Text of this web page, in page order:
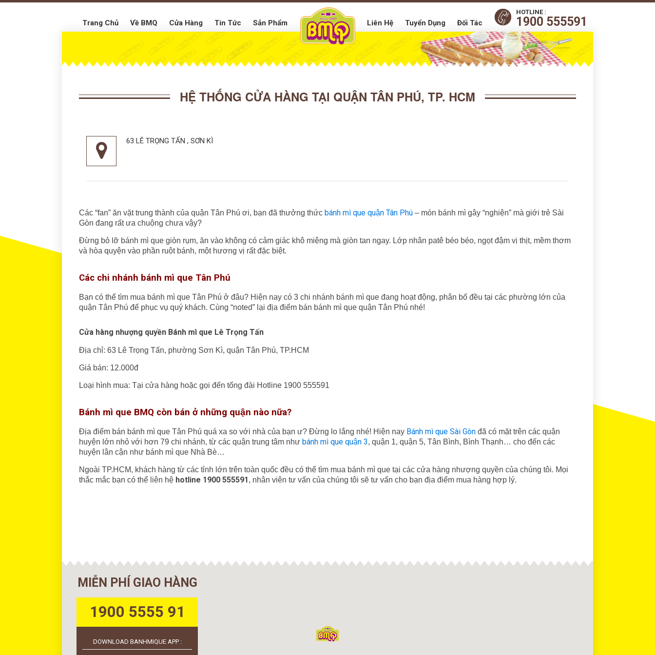
Trang Chủ Về BMQ Cửa Hàng Tin Tức Sản Phẩm
HOTLINE :
1900 555591
Đối Tác
Tuyển Dụng
Liên Hệ
HỆ THỐNG CỬA HÀNG TẠI QUẬN TÂN PHÚ, TP. HCM
63 LÊ TRỌNG TẤN , SƠN KÌ
Các “fan” ăn vặt trung thành của quận Tân Phú ơi, bạn đã thưởng thức bánh mì que quận Tân Phú – món bánh mì gây “nghiện” mà giới trẻ Sài
Gòn đang rất ưa chuộng chưa vậy?
Đừng bỏ lỡ bánh mì que giòn rụm, ăn vào không có cảm giác khô miệng mà giòn tan ngay. Lớp nhân patê béo béo, ngọt đậm vị thịt, mềm thơm
và hòa quyện vào phần ruột bánh, một hương vị rất đặc biệt.
Các chi nhánh bánh mì que Tân Phú
Bạn có thể tìm mua bánh mì que Tân Phú ở đâu? Hiện nay có 3 chi nhánh bánh mì que đang hoạt động, phân bố đều tại các phường lớn của
quận Tân Phú để phục vụ quý khách. Cùng “noted” lại địa điểm bán bánh mì que quận Tân Phú nhé!
Cửa hàng nhượng quyền Bánh mì que Lê Trọng Tấn
Địa chỉ: 63 Lê Trọng Tấn, phường Sơn Kì, quận Tân Phú, TP.HCM
Giá bán: 12.000đ
Loại hình mua: Tại cửa hàng hoặc gọi đến tổng đài Hotline 1900 555591
Bánh mì que BMQ còn bán ở những quận nào nữa?
Địa điểm bán bánh mì que Tân Phú quá xa so với nhà của bạn ư? Đừng lo lắng nhé! Hiện nay Bánh mì que Sài Gòn đã có mặt trên các quận
huyện lớn nhỏ với hơn 79 chi nhánh, từ các quận trung tâm như bánh mì que quận 3, quận 1, quận 5, Tân Bình, Bình Thạnh… cho đến các
huyện lân cận như bánh mì que Nhà Bè…
Ngoài TP.HCM, khách hàng từ các tỉnh lớn trên toàn quốc đều có thể tìm mua bánh mì que tại các cửa hàng nhượng quyền của chúng tôi. Mọi
thắc mắc bạn có thể liên hệ hotline 1900 555591, nhân viên tư vấn của chúng tôi sẽ tư vấn cho bạn địa điểm mua hàng hợp lý.
MIỄN PHÍ GIAO HÀNG
1900 5555 91
DOWNLOAD BANHMIQUE APP :